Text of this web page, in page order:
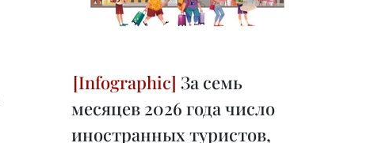
За семь
месяцев 2026 года число
иностранных туристов,